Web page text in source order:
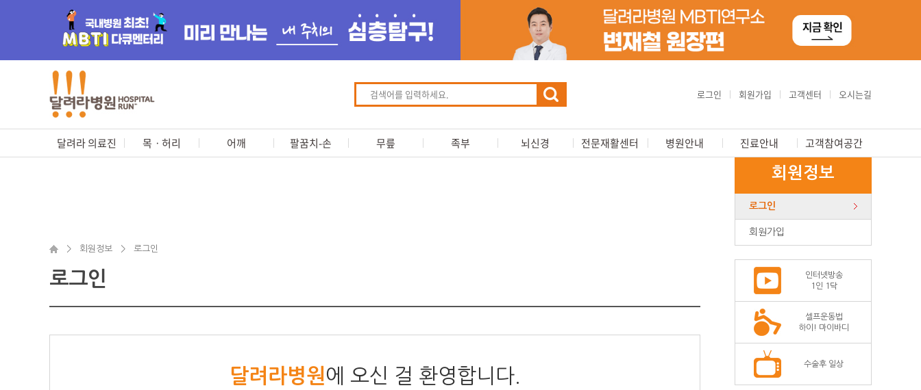
로그인 회원가입 고객센터 오시는길
달려라 의료진 목ㆍ허리 어깨 팔꿈치-손 무릎 족부 뇌신경 전문재활센터 병원안내 진료안내 고객참여공간
> 회원정보 > 로그인
로그인
달려라병원 에 오신 걸 환영합니다.
회원정보
로그인
회원가입
인터넷방송
1인 1닥
셀프운동법
하이! 마이바디
수술후 일상